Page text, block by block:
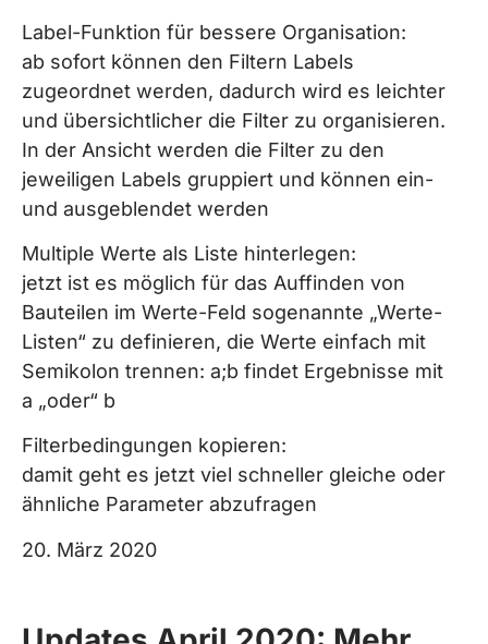
Label-Funktion für bessere Organisation:
ab sofort können den Filtern Labels
zugeordnet werden, dadurch wird es leichter
und übersichtlicher die Filter zu organisieren.
In der Ansicht werden die Filter zu den
jeweiligen Labels gruppiert und können ein-
und ausgeblendet werden
Multiple Werte als Liste hinterlegen:
jetzt ist es möglich für das Auffinden von
Bauteilen im Werte-Feld sogenannte „Werte-
Listen“ zu definieren, die Werte einfach mit
Semikolon trennen: a;b findet Ergebnisse mit
a „oder“ b
Filterbedingungen kopieren:
damit geht es jetzt viel schneller gleiche oder
ähnliche Parameter abzufragen
20. März 2020